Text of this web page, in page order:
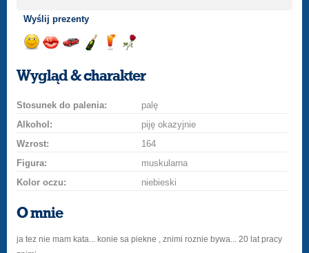
Wyślij prezenty
uśmiech
buziakasamochodem
szampana
drinka
różę
Wygląd & charakter
Stosunek do palenia:
palę
Alkohol:
piję okazyjnie
Wzrost:
164
Figura:
muskularna
Kolor oczu:
niebieski
O mnie
ja tez nie mam kata... konie sa piekne , znimi roznie bywa... 20 lat pracy